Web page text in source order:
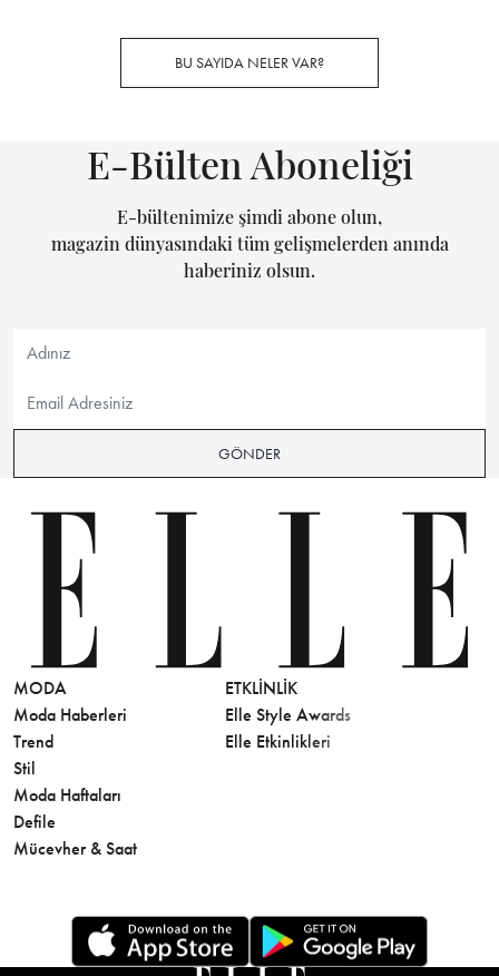
BU SAYIDA NELER VAR?
E-Bülten Aboneliği
E-bültenimize şimdi abone olun,
magazin dünyasındaki tüm gelişmelerden anında
haberiniz olsun.
GÖNDER
MODA
Moda Haberleri
Trend
Stil
Moda Haftaları
Defile
Mücevher & Saat
ETKLINLIK
Elle Style Awards
Elle Etkinlikleri